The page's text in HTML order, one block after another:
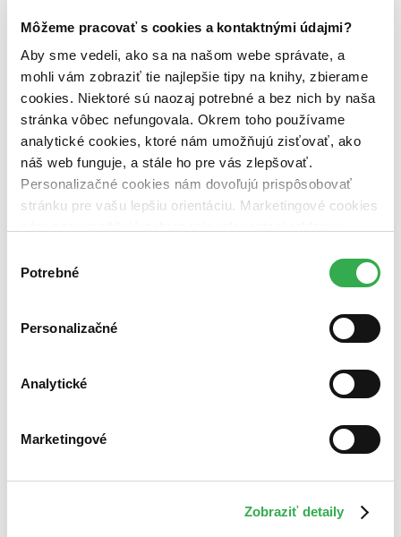
Môžeme pracovať s cookies a kontaktnými údajmi?
Aby sme vedeli, ako sa na našom webe správate, a
mohli vám zobraziť tie najlepšie tipy na knihy, zbierame
cookies. Niektoré sú naozaj potrebné a bez nich by naša
stránka vôbec nefungovala. Okrem toho používame
analytické cookies, ktoré nám umožňujú zisťovať, ako
náš web funguje, a stále ho pre vás zlepšovať.
Personalizačné cookies nám dovoľujú prispôsobovať
stránku pre vašu lepšiu orientáciu. Marketingové cookies
nám pomohlo, keby sme mohli používať všetky tieto
súhlasu
Potrebné
Personalizačné
Analytické
Marketingové
Zobraziť detaily
predpredaj (0 titulov)predpredaj
dostupná (bez vypredaných) (0 titulov)dostupná (bez
vypredaných)
Nové / čítané
nová (0 titulov)nová
čítaná (0 titulov)čítaná
čítaná - výborný stav (0 titulov)čítaná - výborný stav
čítaná - mierne opotrebovaná (0 titulov)čítaná - mierne
čítané verzie vypredaných kníh (0 titulov)čítané verzie
vypredaných kníh
Od prvej časti
Novinky
Najdrahšie